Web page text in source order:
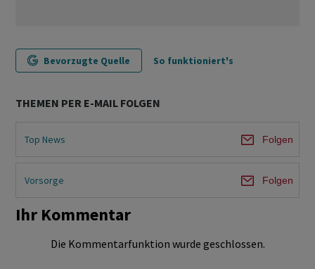
Bevorzugte Quelle So funktioniert's
THEMEN PER E-MAIL FOLGEN
Top News Folgen
Vorsorge Folgen
Ihr Kommentar
Die Kommentarfunktion wurde geschlossen.